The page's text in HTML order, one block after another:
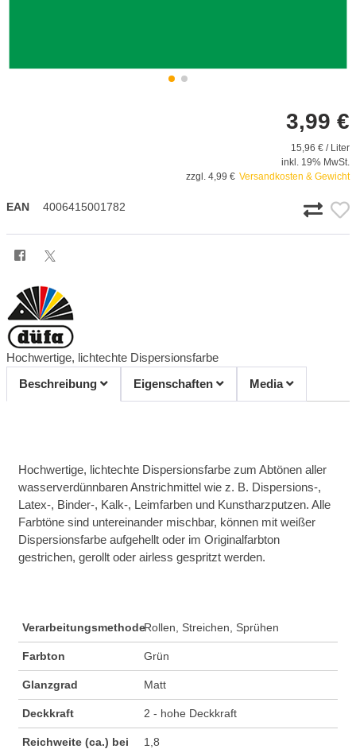
3,99 €
15,96 € / Liter
inkl. 19% MwSt.
zzgl. 4,99 € Versandkosten & Gewicht
EAN 4006415001782
Hochwertige, lichtechte Dispersionsfarbe
Beschreibung
Eigenschaften Media
Hochwertige, lichtechte Dispersionsfarbe zum Abtönen aller
wasserverdünnbaren Anstrichmittel wie z. B. Dispersions-,
Latex-, Binder-, Kalk-, Leimfarben und Kunstharzputzen. Alle
Farbtöne sind untereinander mischbar, können mit weißer
Dispersionsfarbe aufgehellt oder im Originalfarbton
gestrichen, gerollt oder airless gespritzt werden.
VerarbeitungsmethodeRollen, Streichen, Sprühen
Farbton Grün
Glanzgrad Matt
Deckkraft 2 - hohe Deckkraft
Reichweite (ca.) bei
1,8